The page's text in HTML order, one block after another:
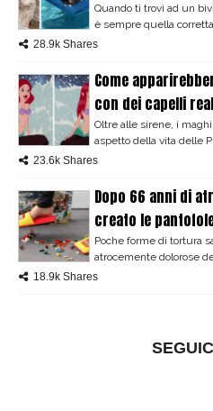
Quando ti trovi ad un
è sempre quella
28.9k Shares
Come
con dei capelli
Oltre alle sirene, i
aspetto della vita delle
23.6k Shares
Dopo 66 anni di
creato le
Poche forme di tortura
atrocemente dolorose
18.9k Shares